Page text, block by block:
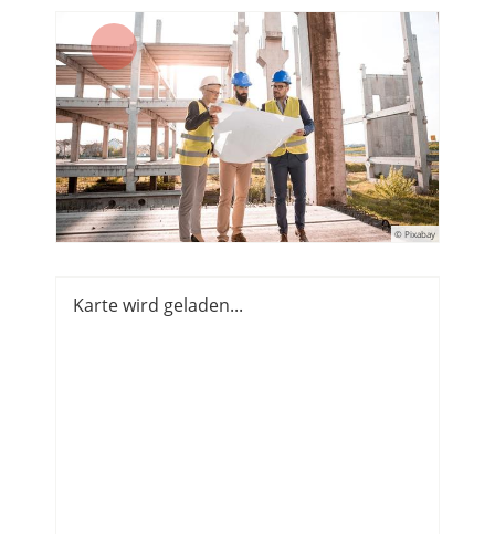
© Pixabay
Karte wird geladen...